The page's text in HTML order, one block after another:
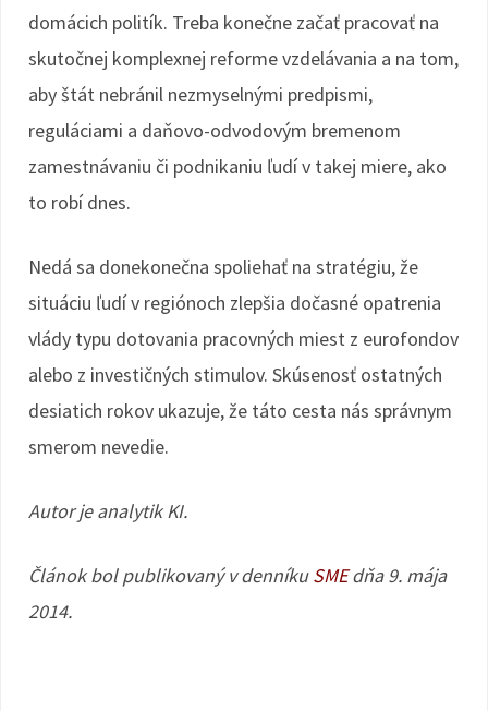
domácich politík. Treba konečne začať pracovať na
skutočnej komplexnej reforme vzdelávania a na tom,
aby štát nebránil nezmyselnými predpismi,
reguláciami a daňovo-odvodovým bremenom
zamestnávaniu či podnikaniu ľudí v takej miere, ako
to robí dnes.
Nedá sa donekonečna spoliehať na stratégiu, že
situáciu ľudí v regiónoch zlepšia dočasné opatrenia
vlády typu dotovania pracovných miest z eurofondov
alebo z investičných stimulov. Skúsenosť ostatných
desiatich rokov ukazuje, že táto cesta nás správnym
smerom nevedie.
Autor je analytik KI.
Článok bol publikovaný v denníkuSMEdňa 9. mája
2014.